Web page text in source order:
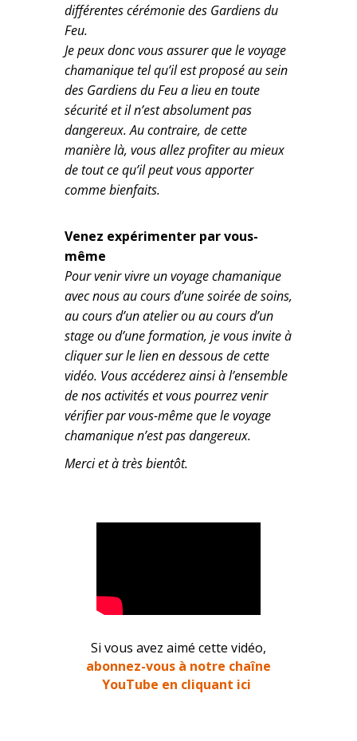
différentes cérémonie des Gardiens du
Feu.
Je peux donc vous assurer que le voyage
chamanique tel qu’il est proposé au sein
des Gardiens du Feu a lieu en toute
sécurité et il n’est absolument pas
dangereux. Au contraire, de cette
manière là, vous allez profiter au mieux
de tout ce qu’il peut vous apporter
comme bienfaits.
Venez expérimenter par vous-
même
Pour venir vivre un voyage chamanique
avec nous au cours d’une soirée de soins,
au cours d’un atelier ou au cours d’un
stage ou d’une formation, je vous invite à
cliquer sur le lien en dessous de cette
vidéo. Vous accéderez ainsi à l’ensemble
de nos activités et vous pourrez venir
vérifier par vous-même que le voyage
chamanique n’est pas dangereux.
Merci et à très bientôt.
Si vous avez aimé cette vidéo,
abonnez-vous à notre chaîne
YouTube en cliquant ici